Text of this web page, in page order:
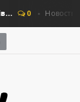
0 Новости